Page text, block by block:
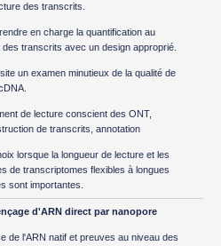
des transcrits.
en charge la quantification au
des transcrits avec un design approprié.
un examen minutieux de la qualité de
de lecture conscient des ONT,
de transcrits, annotation
lorsque la longueur de lecture et les
de transcriptomes flexibles à longues
sont importantes.
d'ARN direct par nanopore
de l'ARN natif et preuves au niveau des